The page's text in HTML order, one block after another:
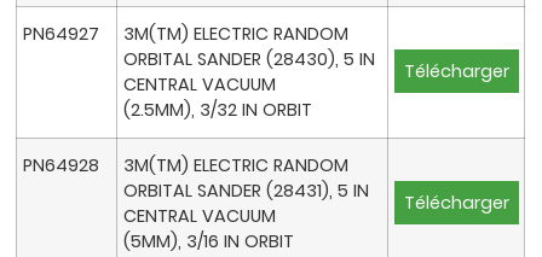
PN64927
3M(TM) ELECTRIC RANDOM
ORBITAL SANDER (28430), 5 IN
CENTRAL VACUUM
(2.5MM), 3/32 IN ORBIT
Télécharger
PN64928
3M(TM) ELECTRIC RANDOM
ORBITAL SANDER (28431), 5 IN
CENTRAL VACUUM
(5MM), 3/16 IN ORBIT
Télécharger